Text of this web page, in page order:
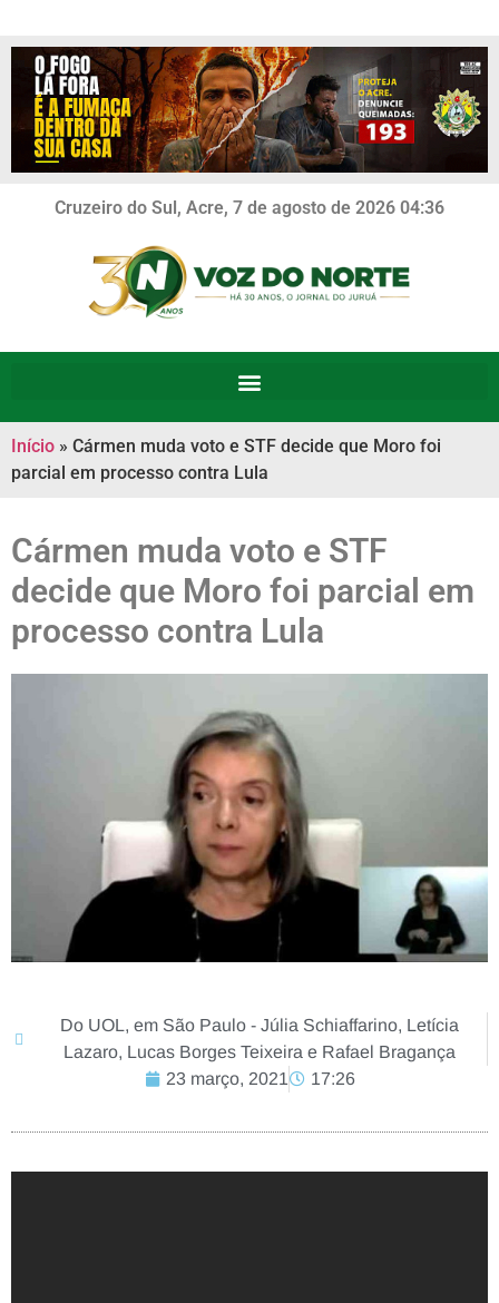
Cruzeiro do Sul, Acre, 7 de agosto de 2026 04:36
Início » Cármen muda voto e STF decide que Moro foi
parcial em processo contra Lula
Cármen muda voto e STF
decide que Moro foi parcial em
processo contra Lula
Do UOL, em São Paulo - Júlia Schiaffarino, Letícia
Lazaro, Lucas Borges Teixeira e Rafael Bragança
23 março, 2021
17:26